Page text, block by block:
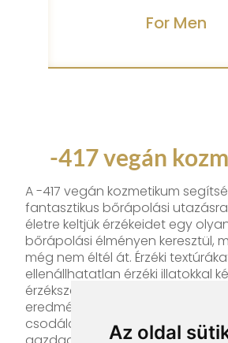
Az oldal
For Men
-417 vegán
A -417 vegán kozmetikum
fantasztikus bőrápolási
életre keltjük érzékeidet egy
bőrápolási élményen keresztül,
még nem éltél át. Érzéki
ellenállhatatlan érzéki illatokkal
érzékszerveidet, azonnali és
eredményeket tapasztalhatsz
csodálatos holt-tengeri